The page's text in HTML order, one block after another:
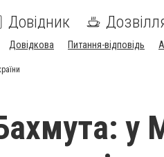
Довідник
Довідкова Питання-відповідь
у